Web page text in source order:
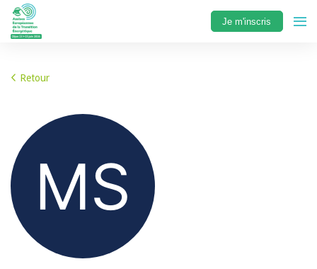
Je m'inscris
Retour